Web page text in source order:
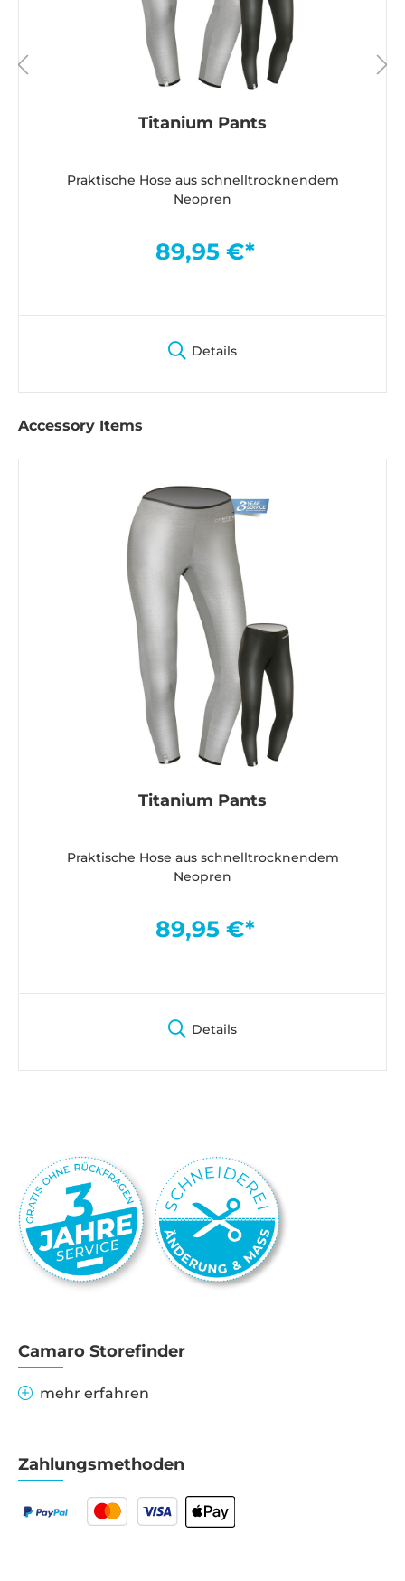
Titanium Pants
Praktische Hose aus schnelltrocknendem
Neopren
89,95 €*
Details
Accessory Items
Titanium Pants
Praktische Hose aus schnelltrocknendem
Neopren
89,95 €*
Details
Camaro Storefinder
mehr erfahren
Zahlungsmethoden